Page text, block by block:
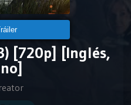
[720p] [Inglés,